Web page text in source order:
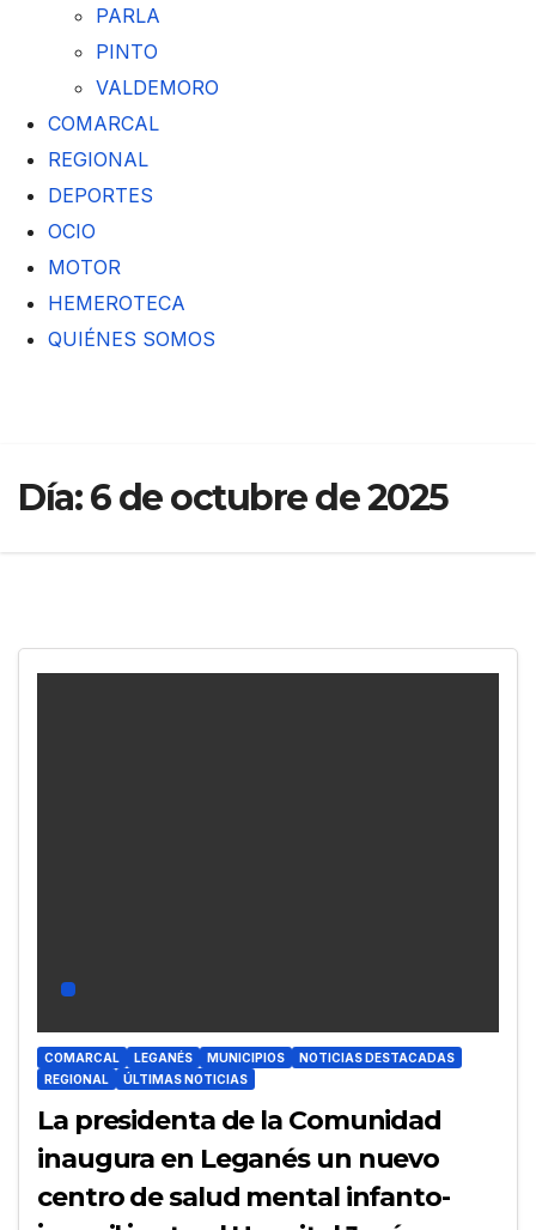
PARLA
PINTO
VALDEMORO
COMARCAL
REGIONAL
DEPORTES
OCIO
MOTOR
HEMEROTECA
QUIÉNES SOMOS
Día:6 de octubre de 2025
COMARCAL LEGANÉS MUNICIPIOS
NOTICIAS DESTACADAS
REGIONAL
ÚLTIMAS NOTICIAS
La presidenta de la Comunidad
inaugura en Leganés un nuevo
centro de salud mental infanto-